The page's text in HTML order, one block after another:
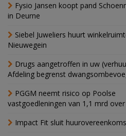
Fysio Jansen koopt pand
in Deurne
Siebel Juweliers huurt
Nieuwegein
Drugs aangetroffen in uw
Afdeling begrenst
PGGM neemt risico op Poolse
vastgoedleningen van 1,1 mrd over
Impact Fit sluit